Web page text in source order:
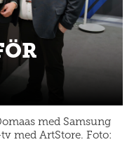
med Samsung
med ArtStore. Foto: